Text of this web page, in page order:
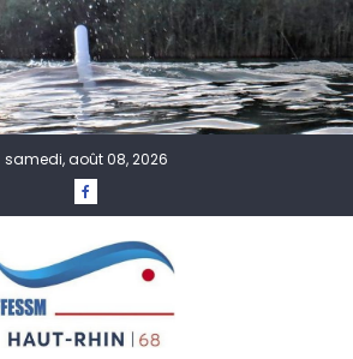
samedi, août 08, 2026